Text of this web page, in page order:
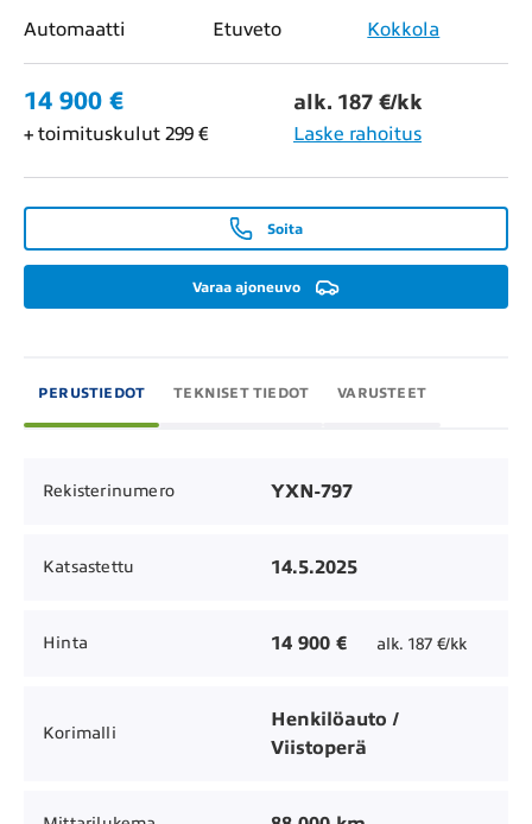
Automaatti
Etuveto Kokkola
14 900 € alk. 187 €/kk
+ toimituskulut 299 € Laske rahoitus
Soita
Varaa ajoneuvo
PERUSTIEDOT TEKNISET TIEDOT VARUSTEET
Rekisterinumero YXN-797
Katsastettu 14.5.2025
Hinta 14 900 € alk. 187 €/kk
Korimalli
Henkilöauto /
Viistoperä